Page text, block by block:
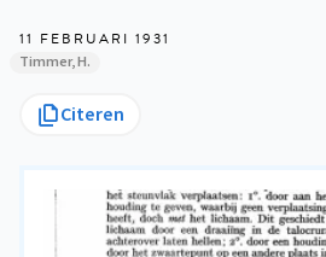
11 FEBRUARI 1931
Timmer, H.
Citeren